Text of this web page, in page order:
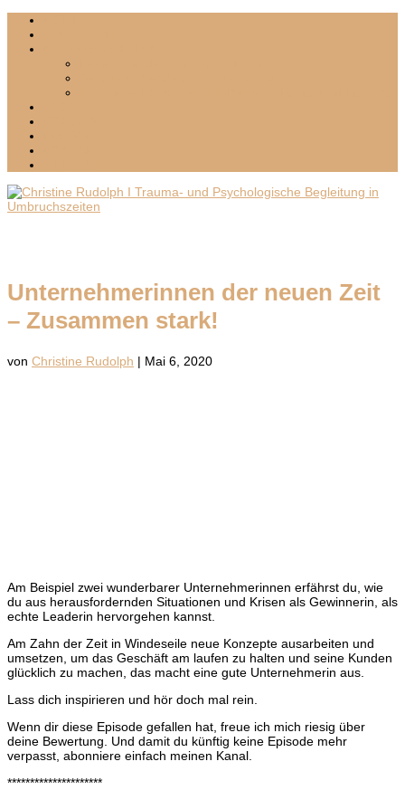
Unternehmerinnen der neuen Zeit
– Zusammen stark!
von Christine Rudolph | Mai 6, 2020
Am Beispiel zwei wunderbarer Unternehmerinnen erfährst du, wie
du aus herausfordernden Situationen und Krisen als Gewinnerin, als
echte Leaderin hervorgehen kannst.
Am Zahn der Zeit in Windeseile neue Konzepte ausarbeiten und
umsetzen, um das Geschäft am laufen zu halten und seine Kunden
glücklich zu machen, das macht eine gute Unternehmerin aus.
Lass dich inspirieren und hör doch mal rein.
Wenn dir diese Episode gefallen hat, freue ich mich riesig über
deine Bewertung. Und damit du künftig keine Episode mehr
verpasst, abonniere einfach meinen Kanal.
*********************